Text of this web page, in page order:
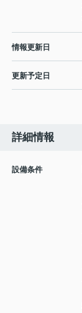
情報更新日
更新予定日
詳細情報
設備条件